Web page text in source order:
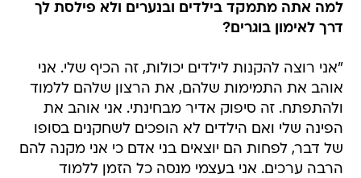
למה אתה מתמקד בילדים ובנערים ולא פילסת לך
דרך לאימון בוגרים?
"אני רוצה להקנות לילדים יכולות, זה הכיף שלי. אני
אוהב את התמימות שלהם, את הרצון שלהם ללמוד
ולהתפתח. זה סיפוק אדיר מבחינתי. אני אוהב את
הפינה שלי ואם הילדים לא הופכים לשחקנים בסופו
של דבר, לפחות הם יוצאים בני אדם כי אני מקנה להם
הרבה ערכים. אני בעצמי מנסה כל הזמן ללמוד